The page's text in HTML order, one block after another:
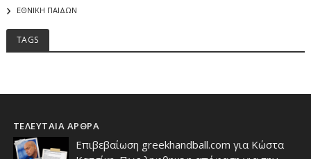
ΕΘΝΙΚΗ ΠΑΙΔΩΝ
TAGS
ΤΕΛΕΥΤΑΙΑ ΑΡΘΡΑ
Επιβεβαίωση greekhandball.com για Κώστα